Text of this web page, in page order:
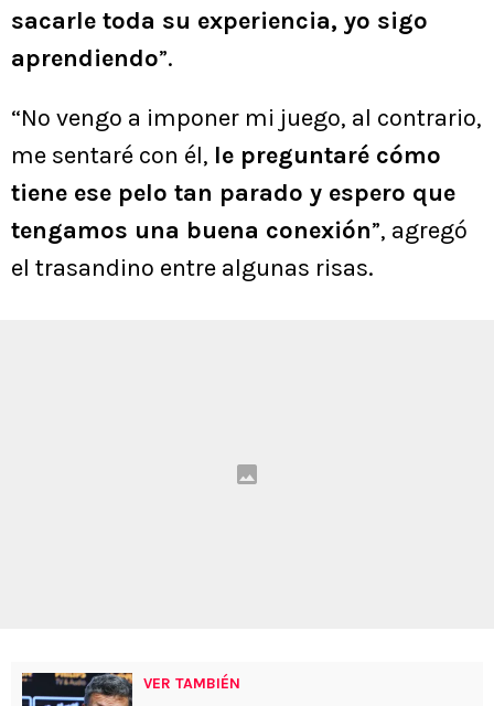
sacarle toda su experiencia, yo sigo
aprendiendo”.
“No vengo a imponer mi juego, al contrario,
me sentaré con él, le preguntaré cómo
tiene ese pelo tan parado y espero que
tengamos una buena conexión”, agregó
el trasandino entre algunas risas.
VER TAMBIÉN